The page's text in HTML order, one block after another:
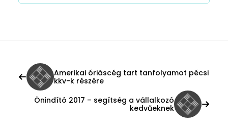
Amerikai óriáscég tart tanfolyamot pécsi
kkv-k részére
Önindító 2017 – segítség a vállalkozó
kedvűeknek